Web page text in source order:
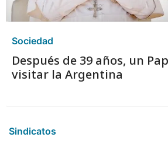
Sociedad
Después de 39 años, un
visitar la Argentina
Sindicatos